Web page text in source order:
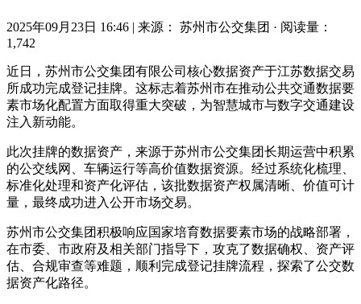
2025年09月23日 16:46 | 来源： 苏州市公交集团 · 阅读量：
1,742
近日，苏州市公交集团有限公司核心数据资产于江苏数据交易
所成功完成登记挂牌。这标志着苏州市在推动公共交通数据要
素市场化配置方面取得重大突破，为智慧城市与数字交通建设
注入新动能。
此次挂牌的数据资产，来源于苏州市公交集团长期运营中积累
的公交线网、车辆运行等高价值数据资源。经过系统化梳理、
标准化处理和资产化评估，该批数据资产权属清晰、价值可计
量，最终成功进入公开市场交易。
苏州市公交集团积极响应国家培育数据要素市场的战略部署，
在市委、市政府及相关部门指导下，攻克了数据确权、资产评
估、合规审查等难题，顺利完成登记挂牌流程，探索了公交数
据资产化路径。